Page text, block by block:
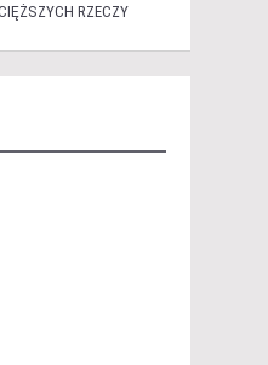
RZECZY